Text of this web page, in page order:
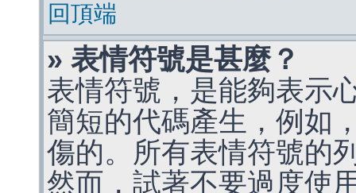
回頂端
» 表情符號是甚麼？
表情符號，是能夠表示
簡短的代碼產生，例如
傷的。所有表情符號的
然而，試著不要過度使